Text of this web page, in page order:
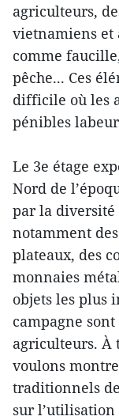
agriculteurs,
vietnamiens et
comme
pêche... Ces
difficile où les
pénibles
Le 3e étage
Nord de
par la diversité
notamment
plateaux, des
monnaies
objets les plus
campagne
agriculteurs. À
voulons
traditionnels
sur